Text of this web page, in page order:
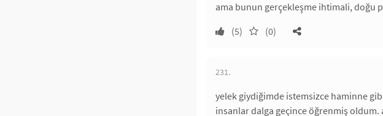
ama bunun gerçekleşme ihtimali, doğu
(5)
(0)
231.
yelek giydiğimde istemsizce haminne
insanlar dalga geçince öğrenmiş